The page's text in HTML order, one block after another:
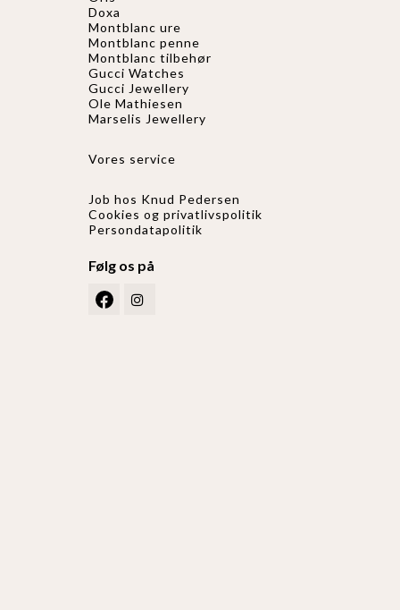
Doxa
Montblanc ure
Montblanc penne
Montblanc tilbehør
Gucci Watches
Gucci Jewellery
Ole Mathiesen
Marselis Jewellery
Vores service
Job hos Knud Pedersen
Cookies og privatlivspolitik
Persondatapolitik
Følg os på